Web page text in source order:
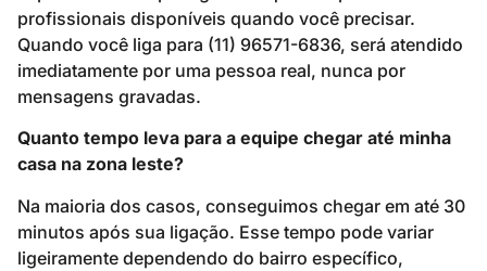
profissionais disponíveis quando você precisar.
Quando você liga para (11) 96571-6836, será atendido
imediatamente por uma pessoa real, nunca por
mensagens gravadas.
Quanto tempo leva para a equipe chegar até minha
casa na zona leste?
Na maioria dos casos, conseguimos chegar em até 30
minutos após sua ligação. Esse tempo pode variar
ligeiramente dependendo do bairro específico,